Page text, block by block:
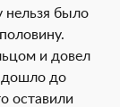
нельзя было
и довел
дошло до
оставили